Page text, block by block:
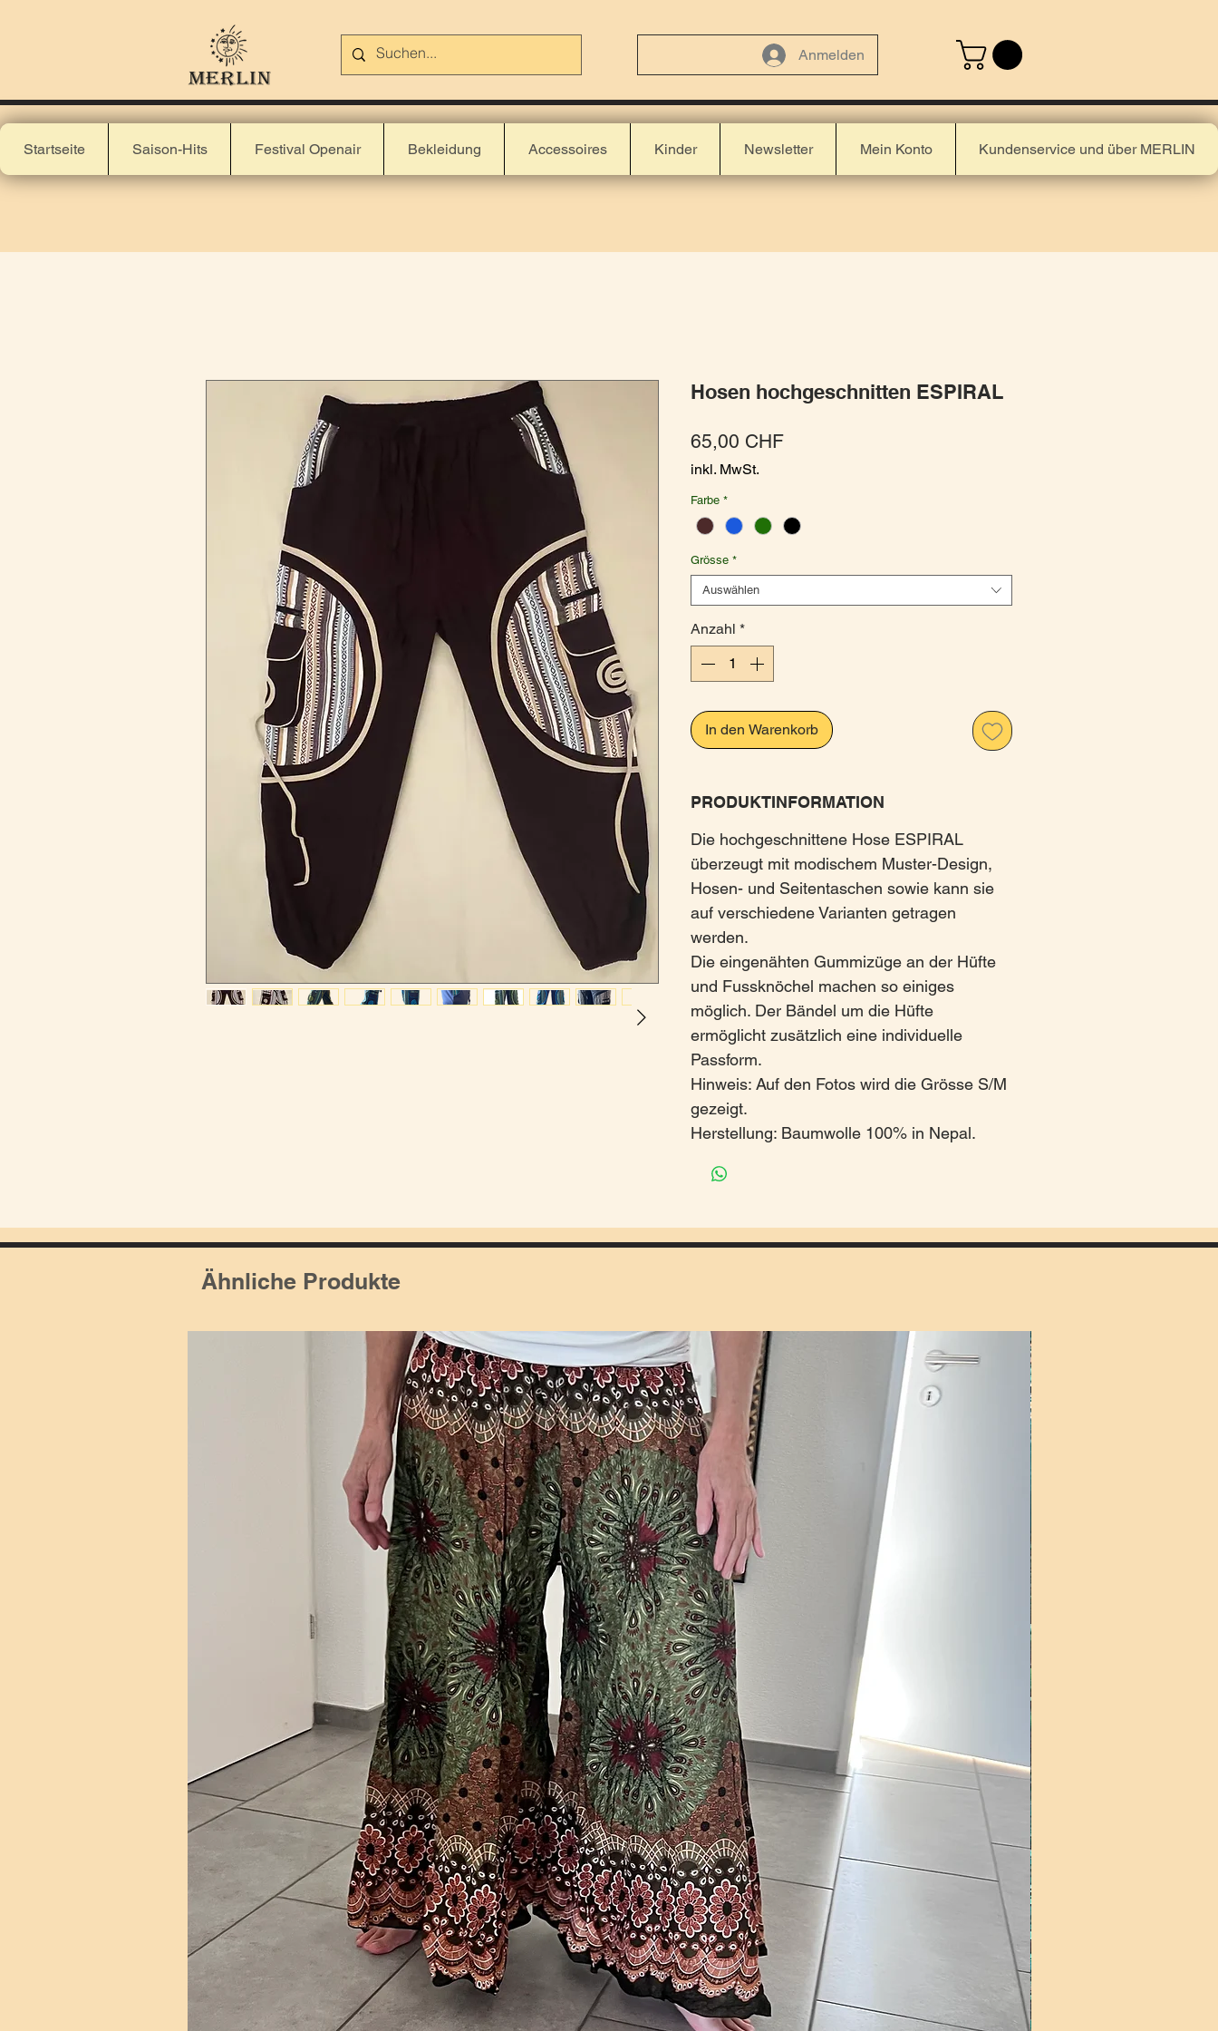
Anmelden
Startseite Saison-Hits Festival Openair Bekleidung Accessoires Kinder Newsletter Mein Konto Kundenservice und über MERLIN
Hosen hochgeschnitten ESPIRAL
65,00 CHFPreis
inkl. MwSt.
Farbe *
Grösse *
Auswählen
Anzahl *
In den Warenkorb
PRODUKTINFORMATION
Die hochgeschnittene Hose ESPIRAL
überzeugt mit modischem Muster-Design,
Hosen- und Seitentaschen sowie kann sie
auf verschiedene Varianten getragen
werden.
Die eingenähten Gummizüge an der Hüfte
und Fussknöchel machen so einiges
möglich. Der Bändel um die Hüfte
ermöglicht zusätzlich eine individuelle
Passform.
Hinweis: Auf den Fotos wird die Grösse S/M
gezeigt.
Herstellung: Baumwolle 100% in Nepal.
Ähnliche Produkte